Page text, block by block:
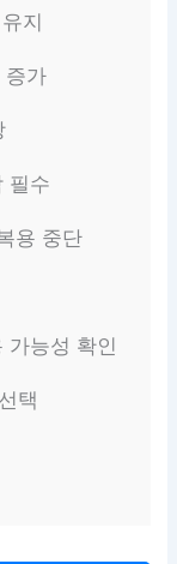
지
증가
필수
용 중단
가능성 확인
택